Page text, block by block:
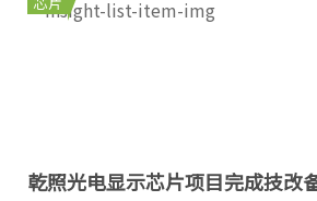
乾照光电显示芯片项目完成技改